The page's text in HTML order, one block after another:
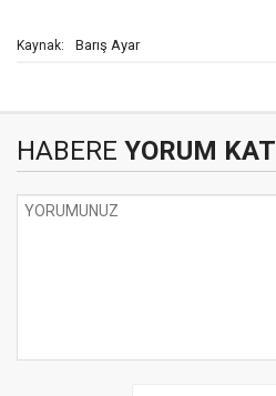
Kaynak: Barış Ayar
HABERE YORUM KAT